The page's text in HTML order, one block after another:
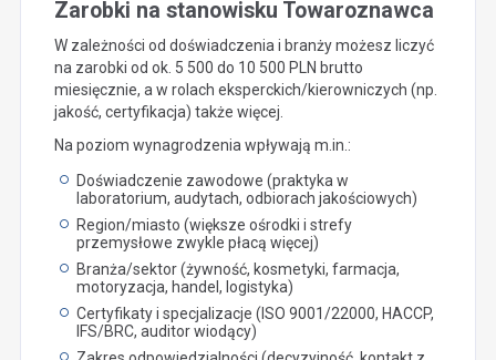
Zarobki na stanowisku Towaroznawca
W zależności od doświadczenia i branży możesz liczyć
na zarobki od ok. 5 500 do 10 500 PLN brutto
miesięcznie, a w rolach eksperckich/kierowniczych (np.
jakość, certyfikacja) także więcej.
Na poziom wynagrodzenia wpływają m.in.:
Doświadczenie zawodowe (praktyka w
laboratorium, audytach, odbiorach jakościowych)
Region/miasto (większe ośrodki i strefy
przemysłowe zwykle płacą więcej)
Branża/sektor (żywność, kosmetyki, farmacja,
motoryzacja, handel, logistyka)
Certyfikaty i specjalizacje (ISO 9001/22000, HACCP,
IFS/BRC, auditor wiodący)